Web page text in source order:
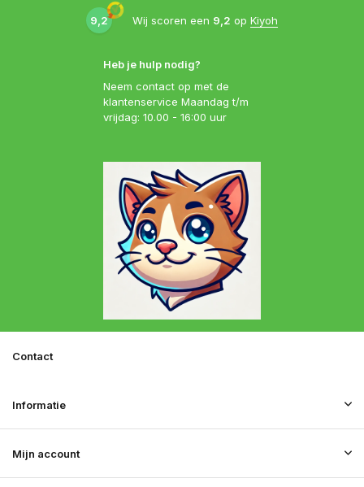
Heb je hulp nodig?
Neem contact op met de
klantenservice Maandag t/m
vrijdag: 10.00 - 16:00 uur
9,2 Wij scoren een 9,2 op Kiyoh
Mijn account
Informatie
Contact